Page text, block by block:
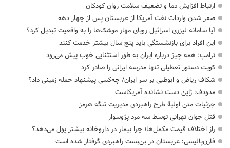
ارتباط افزایش دما و تضعیف سلامت روان کودکان
صفر شدن واردات نفت آمریکا از عربستان پس از چهار دهه
آیا سامانه لیزری اسرائیل رویای مهار موشک‌ها را به واقعیت تبدیل کرد؟
این افراد برای بازنشستگی باید پنج سال بیشتر خدمت کنند
ترامپ: همه چیز درباره ایران به طور استثنایی خوب پیش می‌رود
کویت دستور تعطیلی تنها مدرسه ایرانی را صادر کرد
شکاف ریاض و ابوظبی بر سر ایران/ چه‌کسی پیشنهاد حمله زمینی داد؟
مدودف: ژاپن دست نشانده آمریکاست
جزئیات متن اولیۀ طرح راهبردی مدیریت تنگه هرمز
قتل جوان تهرانی توسط سه مرد پژوسوار
راز اختلاف قیمت مکمل‌ها؛ چرا بیمار در داروخانه بیشتر پول می‌دهد؟
فارن‌پالیسی: عربستان در بن‌بست راهبردی گرفتار شده است